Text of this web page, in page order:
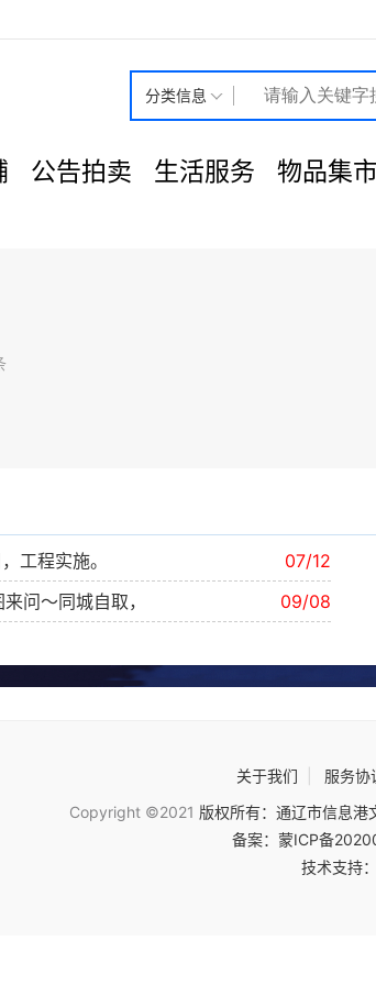
分类信息
公告拍卖 生活服务 物品集市
工程实施。 07/12
问～同城自取， 09/08
关于我们 服务协
Copyright ©2021 版权所有：通辽市信息港
备案：蒙ICP备
技术支持